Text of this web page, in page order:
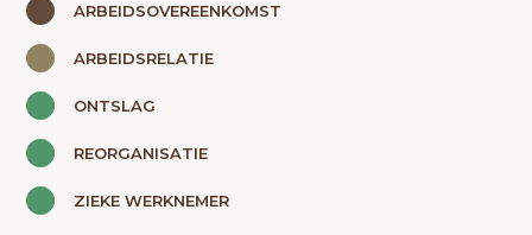
ARBEIDSOVEREENKOMST
ARBEIDSRELATIE
ONTSLAG
REORGANISATIE
ZIEKE WERKNEMER